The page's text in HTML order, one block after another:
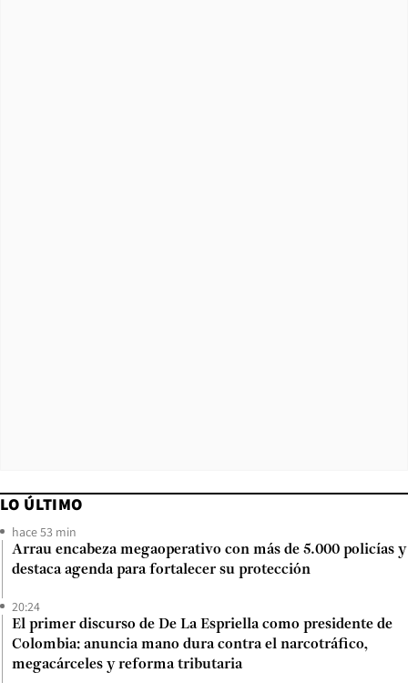
LO ÚLTIMO
hace 53 min
Arrau encabeza megaoperativo con más de 5.000 policías y
destaca agenda para fortalecer su protección
20:24
El primer discurso de De La Espriella como presidente de
Colombia: anuncia mano dura contra el narcotráfico,
megacárceles y reforma tributaria